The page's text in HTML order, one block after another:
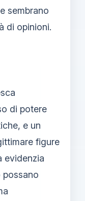
sembrano
di opinioni.
di potere
e un
figure
evidenzia